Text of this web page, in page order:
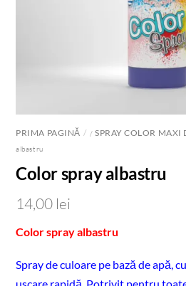
PRIMA PAGINĂ /SPRAY COLOR MAXI
albastru
Color spray albastru
14,00 lei
Color spray albastru
Spray de culoare pe bază de apă,